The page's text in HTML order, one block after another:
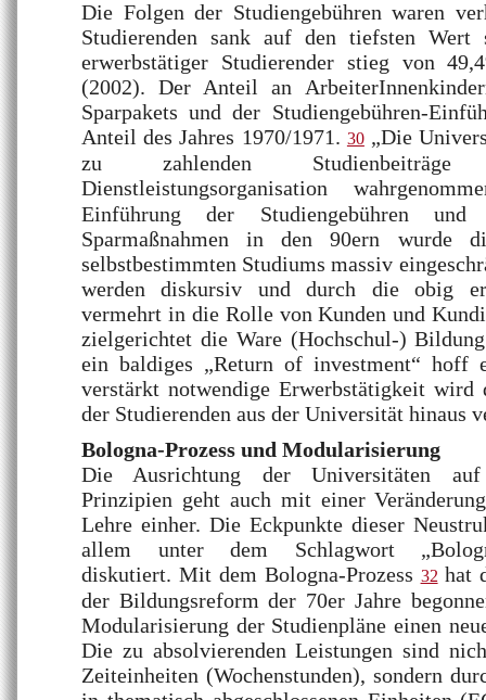
Die Folgen der Studiengebühren waren
Studierenden sank auf den tiefsten
erwerbstätiger Studierender stieg von
(2002). Der Anteil an
Sparpakets und der Studiengebühren-
Anteil des Jahres 1970/1971. 30„Die
zu zahlenden
Dienstleistungsorganisation
Einführung der Studiengebühren und
Sparmaßnahmen in den 90ern wurde
selbstbestimmten Studiums massiv
werden diskursiv und durch die obig
vermehrt in die Rolle von Kunden und
zielgerichtet die Ware (Hochschul-)
ein baldiges „Return of investment“ hoff
verstärkt notwendige Erwerbstätigkeit wird
der Studierenden aus der Universität hinaus
Bologna-Prozess und Modularisierung
Die Ausrichtung der Universitäten auf
Prinzipien geht auch mit einer
Lehre einher. Die Eckpunkte dieser
allem unter dem Schlagwort
diskutiert. Mit dem Bologna-Prozess 32 hat
der Bildungsreform der 70er Jahre
Modularisierung der Studienpläne einen
Die zu absolvierenden Leistungen sind
Zeiteinheiten (Wochenstunden), sondern